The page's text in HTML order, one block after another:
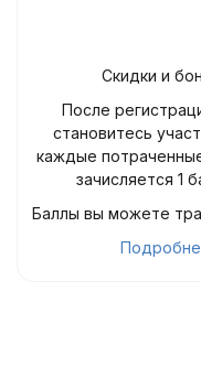
Скидки и
После
становитесь
каждые
зачисляется 1
Баллы вы можете